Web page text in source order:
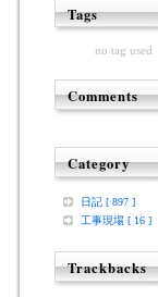
Tags
no tag used
Comments
Category
日記 [ 897 ]
工事現場 [ 16 ]
Trackbacks